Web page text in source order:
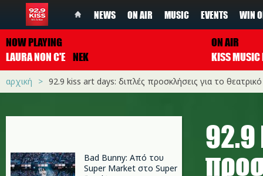
NEWS ON AIR MUSIC EVENTS WIN
NOW PLAYING
LAURA NON C'E NEK
ON AIR
αρχική 92.9 kiss art days: διπλές προσκλήσεις για τo
Bad Bunny: Από του
Super Market στο Super
92.9